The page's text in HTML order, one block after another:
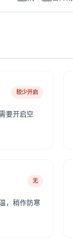
较少开启
要开启空
无
，稍作防寒